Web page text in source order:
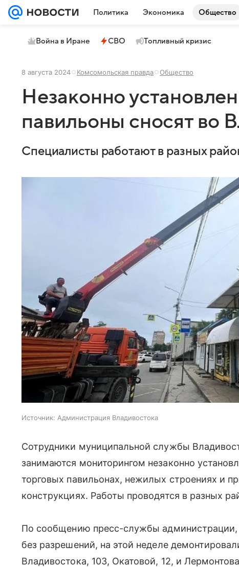
Политика Экономика Общество
Война в Иране СВО Топливный кризис
8 августа 2024 Комсомольская правда Общество
Незаконно
павильоны сносят во
Специалисты работают в разных
Источник: Администрация Владивостока
Сотрудники муниципальной службы
занимаются мониторингом незаконно
торговых павильонах, нежилых строениях и
конструкциях. Работы проводятся в разных
По сообщению пресс-службы администрации,
без разрешений, на этой неделе
Владивостока, 103, Окатовой, 12, и